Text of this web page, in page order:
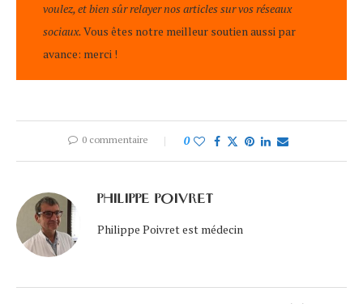
voulez, et bien sûr relayer nos articles sur vos réseaux
sociaux.Vous êtes notre meilleur soutien aussi par
avance: merci !
0 commentaire 0
PHILIPPE POIVRET
Philippe Poivret est médecin